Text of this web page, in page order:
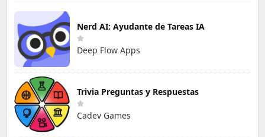
Nerd AI: Ayudante de Tareas IA
Deep Flow Apps
Trivia Preguntas y Respuestas
Cadev Games